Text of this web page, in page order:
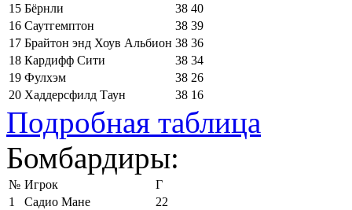
15 Бёрнли 38 40
16 Саутгемптон 38 39
17 Брайтон энд Хоув Альбион 38 36
18 Кардифф Сити 38 34
19 Фулхэм 38 26
20 Хаддерсфилд Таун 38 16
Подробная таблица
Бомбардиры:
№ Игрок
Г
1
Садио Мане
22